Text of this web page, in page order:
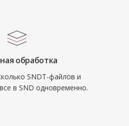
обработка
SNDT-файлов и
в SND одновременно.